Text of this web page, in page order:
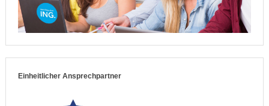
Einheitlicher Ansprechpartner